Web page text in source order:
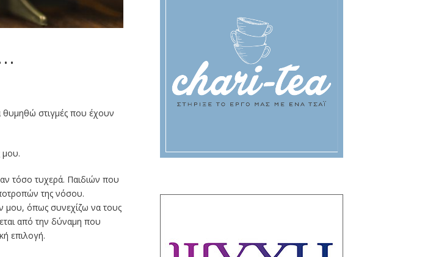
στιγμές που έχουν
μου.
τόσο τυχερά. Παιδιών που
της νόσου.
όπως συνεχίζω να τους
από την δύναμη που
επιλογή.